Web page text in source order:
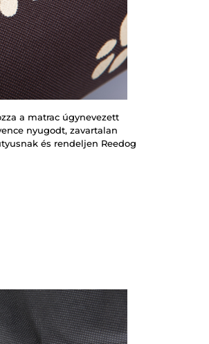
a matrac úgynevezett
nyugodt, zavartalan
és rendeljen Reedog